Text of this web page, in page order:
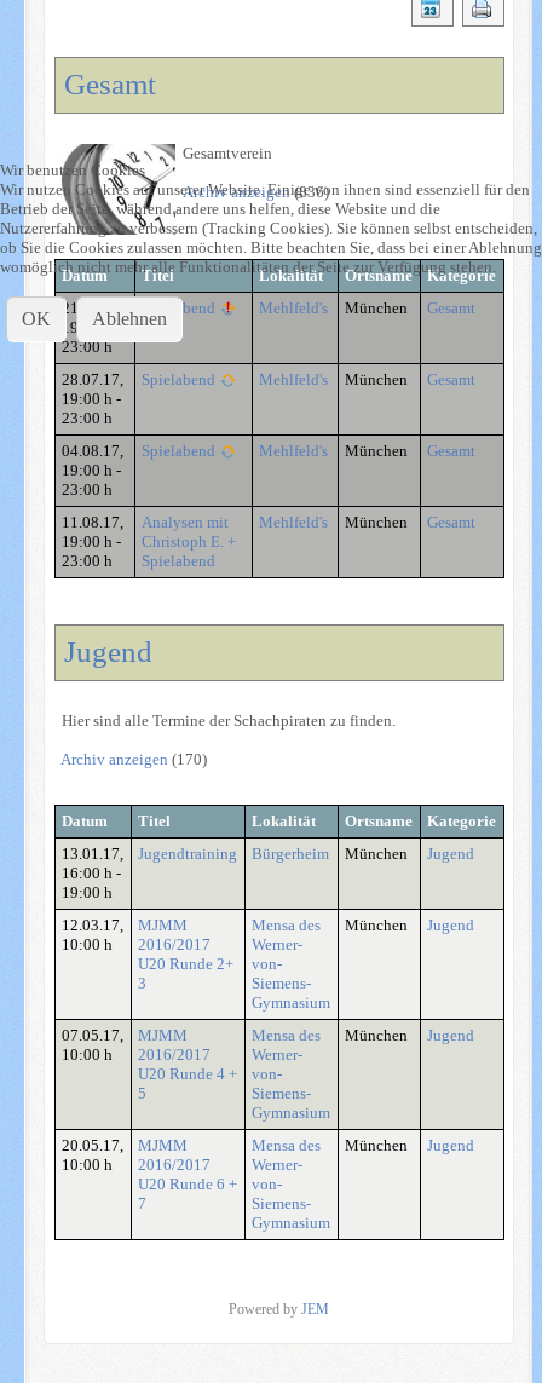
Gesamt
Gesamtverein
Archiv anzeigen(836)
Datum Titel Lokalität Ortsname
Kategorie
21.07.17
19:00 h-
23:00 h
Spielabend Mehlfeld's München Gesamt
28.07.17
19:00 h -
23:00 h
Spielabend Mehlfeld's München Gesamt
04.08.17
19:00 h -
23:00 h
Spielabend Mehlfeld's München Gesamt
11.08.17
19:00 h -
23:00 h
Analysen mit
Christoph E. +
Spielabend
Mehlfeld's München Gesamt
Jugend
Hier sind alle Termine der Schachpiraten zu finden.
Archiv anzeigen (170)
Datum Titel Lokalität Ortsname
Kategorie
13.01.17,
16:00 h-
19:00 h
Jugendtraining Bürgerheim München Jugend
12.03.17,
10:00 h
MJMM
2016/2017
U20 Runde 2+
3
Mensa des
Werner-
von-
Siemens-
Gymnasium
München Jugend
07.05.17,
10:00 h
MJMM
2016/2017
U20 Runde 4 +
5
Mensa des
Werner-
von-
Siemens-
Gymnasium
München Jugend
20.05.17,
10:00 h
MJMM
2016/2017
U20 Runde 6 +
7
Mensa des
Werner-
von-
Siemens-
Gymnasium
München Jugend
Powered byJEM
Wir benutzen Cookies
Wir nutzen Cookies auf unserer Website. Einige von ihnen sind essenziell für den
Betrieb der Seite, während andere uns helfen, diese Website und die
Nutzererfahrung zu verbessern (Tracking Cookies). Sie können selbst entscheiden,
ob Sie die Cookies zulassen möchten. Bitte beachten Sie, dass bei einer Ablehnung
womöglich nicht mehr alle Funktionalitäten der Seite zur Verfügung stehen.
OK Ablehnen